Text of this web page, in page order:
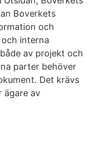
Boverkets
och
interna
av projekt och
parter behöver
Det krävs
ägare av